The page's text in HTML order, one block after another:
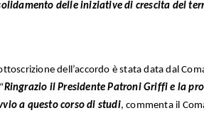
delle iniziative di crescita del
dell’accordo è stata data dal
Ringrazio il Presidente Patroni Griffi e la
a questo corso di studi, commenta il